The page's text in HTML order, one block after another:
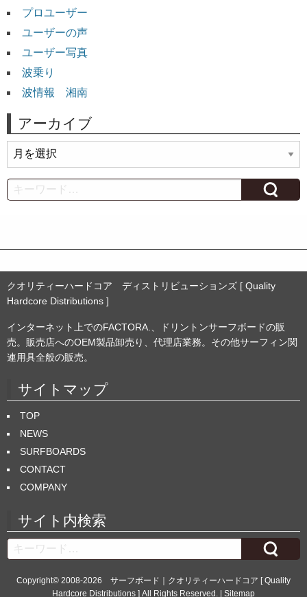
プロユーザー
ユーザーの声
ユーザー写真
波乗り
波情報 湘南
アーカイブ
ー
カ
イ
Search
クオリティーハードコア ディストリビューションズ [ Quality
Hardcore Distributions ]
インターネット上でのFACTORA.、ドリントンサーフボードの販
売。販売店へのOEM製品卸売り、代理店業務。その他サーフィン関
連用具全般の販売。
サイトマップ
TOP
NEWS
SURFBOARDS
CONTACT
COMPANY
サイト内検索
Search
Copyright© 2008-2026 サーフボード｜クオリティーハードコア [ Quality
Hardcore Distributions ] All Rights Reserved. | Sitemap